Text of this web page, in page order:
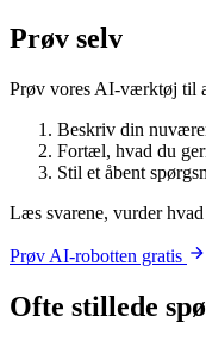
Prøv selv
Prøv vores AI-værktøj til
Beskriv din
Fortæl, hvad du
Stil et åbent
Læs svarene, vurder
Prøv AI-robotten gratis
Ofte stillede